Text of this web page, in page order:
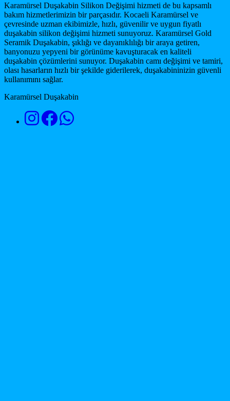
Karamürsel Duşakabin Silikon Değişimi hizmeti de bu kapsamlı
bakım hizmetlerimizin bir parçasıdır. Kocaeli Karamürsel ve
çevresinde uzman ekibimizle, hızlı, güvenilir ve uygun fiyatlı
duşakabin silikon değişimi hizmeti sunuyoruz. Karamürsel Gold
Seramik Duşakabin, şıklığı ve dayanıklılığı bir araya getiren,
banyonuzu yepyeni bir görünüme kavuşturacak en kaliteli
duşakabin çözümlerini sunuyor. Duşakabin camı değişimi ve tamiri,
olası hasarların hızlı bir şekilde giderilerek, duşakabininizin güvenli
kullanımını sağlar.
Karamürsel Duşakabin